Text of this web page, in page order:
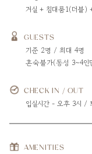
거실 + 침대룸1(더블)
GUESTS
기준 2명 / 최대 4명
혼숙불가(동성 3~4인
CHECK IN / OUT
입실시간 - 오후 3시 /
AMENITIES